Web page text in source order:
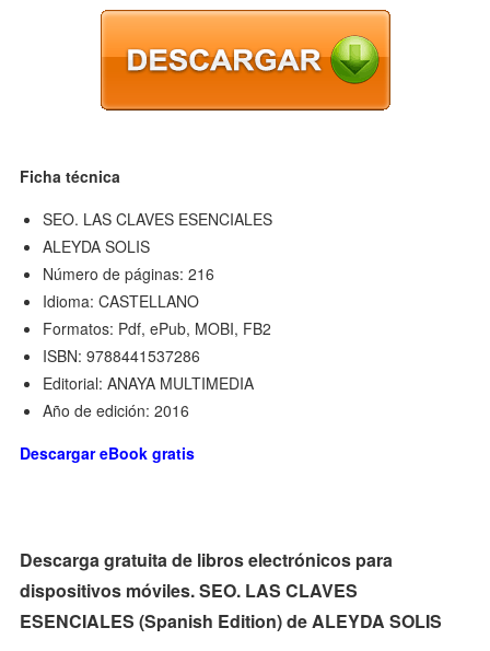
Ficha técnica
SEO. LAS CLAVES ESENCIALES
ALEYDA SOLIS
Número de páginas: 216
Idioma: CASTELLANO
Formatos: Pdf, ePub, MOBI, FB2
ISBN: 9788441537286
Editorial: ANAYA MULTIMEDIA
Año de edición: 2016
Descargar eBook gratis
Descarga gratuita de libros electrónicos para
dispositivos móviles. SEO. LAS CLAVES
ESENCIALES (Spanish Edition) de ALEYDA SOLIS